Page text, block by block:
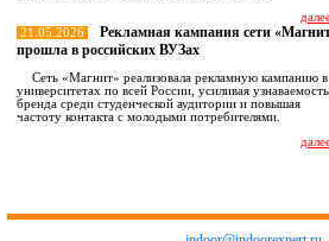
21.05.2026
Рекламная кампания сети
прошла в российских ВУЗах
Сеть «Магнит» реализовала рекламную кампанию в
университетах по всей России, усиливая узнаваемость
бренда среди студенческой аудитории и повышая
частоту контакта с молодыми потребителями.